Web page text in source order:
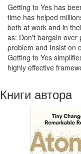
Getting to Yes has
time has helped
both at work and in
as: Don't bargain over
problem and Insist on
Getting to Yes
highly effective
Книги автора